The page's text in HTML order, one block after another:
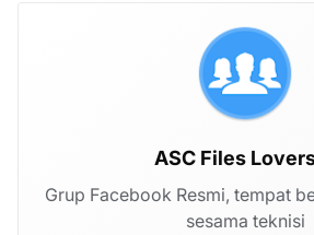
ASC Files
Grup Facebook Resmi, tempat
sesama teknisi